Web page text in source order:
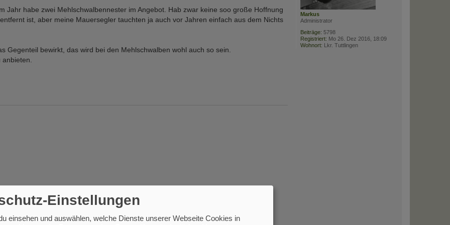
Markus
Administrator
Beiträge: 5798
Registriert: Mo 26. Dez 2016, 18:09
Wohnort: Lkr. Tuttlingen
Jahr habe zwei Mehlschwalbennester im Angebot. Hab zwar keine soo große Hoffnung
ist, aber meine Mauersegler tauchten ja auch vor Jahren einfach aus dem Nichts
Gegenteil bewirkt, das wird bei den Mehlschwalben wohl auch so sein.
anbieten.
Einstellungen
einsehen und auswählen, welche Dienste unserer Webseite Cookies in